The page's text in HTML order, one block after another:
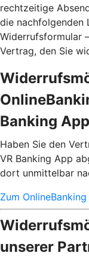
rechtzeitige
die nachfolgenden
Widerrufsformular
Vertrag, den Sie
Banking
Haben Sie den
VR Banking App
dort unmittelbar
Zum OnlineBanking
unserer